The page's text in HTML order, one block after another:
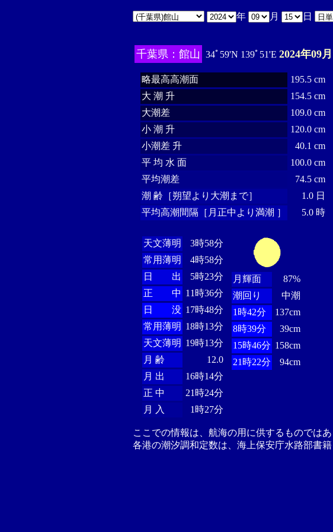
年 月 日
千葉県：館山 34ﾟ59'N 139ﾟ51'E 2024年09
略最高高潮面
195.5 cm
大 潮 升
154.5 cm
大潮差
109.0 cm
小 潮 升
120.0 cm
小潮差 升
40.1 cm
平 均 水 面
100.0 cm
平均潮差
74.5 cm
潮 齢［朔望より大潮まで］
1.0 日
平均高潮間隔［月正中より満潮 ］
5.0 時
天文薄明
3時58分
常用薄明
4時58分
日 出
5時23分
正 中 11時36分
日 没 17時48分
常用薄明 18時13分
天文薄明 19時13分
月 齢
12.0
月 出
16時14分
正 中
21時24分
月 入
1時27分
月輝面
87%
潮回り
中潮
1時42分
137cm
8時39分
39cm
15時46分 158cm
21時22分
94cm
ここでの情報は、航海の用に供するものでは
各港の潮汐調和定数は、海上保安庁水路部書